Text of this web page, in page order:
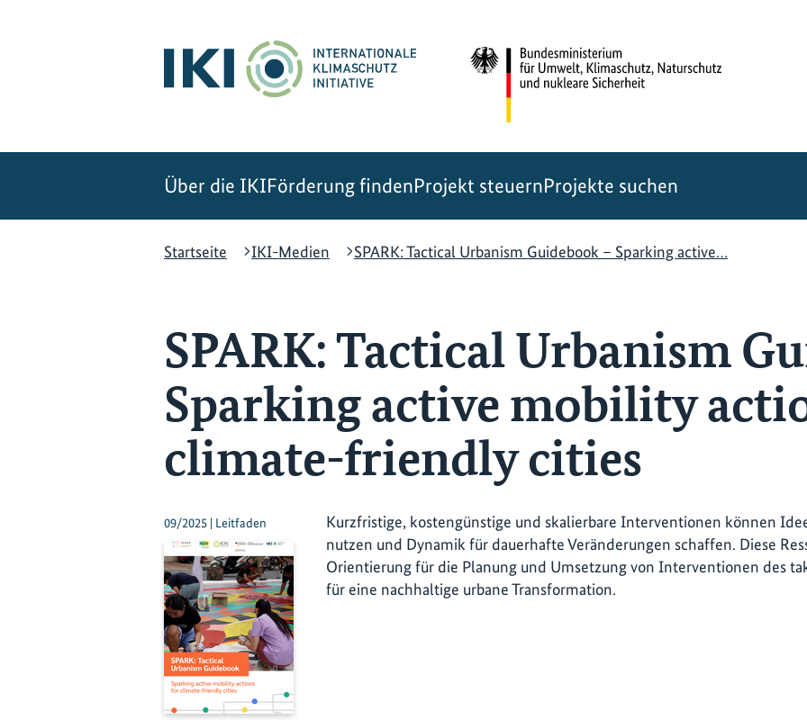
Über die IKIFörderung findenProjekt steuernProjekte suchen
Startseite
IKI-Medien SPARK: Tactical Urbanism Guidebook – Sparking active…
SPARK: Tactical Urbanism
Sparking active mobility
climate-friendly cities
09/2025 | Leitfaden
Kurzfristige, kostengünstige und skalierbare Interventionen können
nutzen und Dynamik für dauerhafte Veränderungen schaffen. Diese
Orientierung für die Planung und Umsetzung von Interventionen des
für eine nachhaltige urbane Transformation.